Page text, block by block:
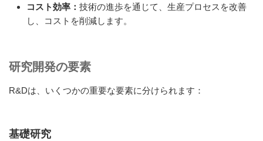
コスト効率： 技術の進歩を通じて、生産プロセスを改善
し、コストを削減します。
研究開発の要素
R&Dは、いくつかの重要な要素に分けられます：
基礎研究